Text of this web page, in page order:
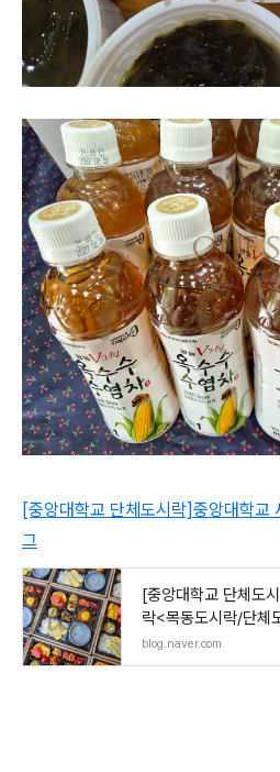
[중앙대학교 단체도시락]중앙대학교
그
[중앙대학교 단체도
락<목동도시락/단체
blog.naver.com